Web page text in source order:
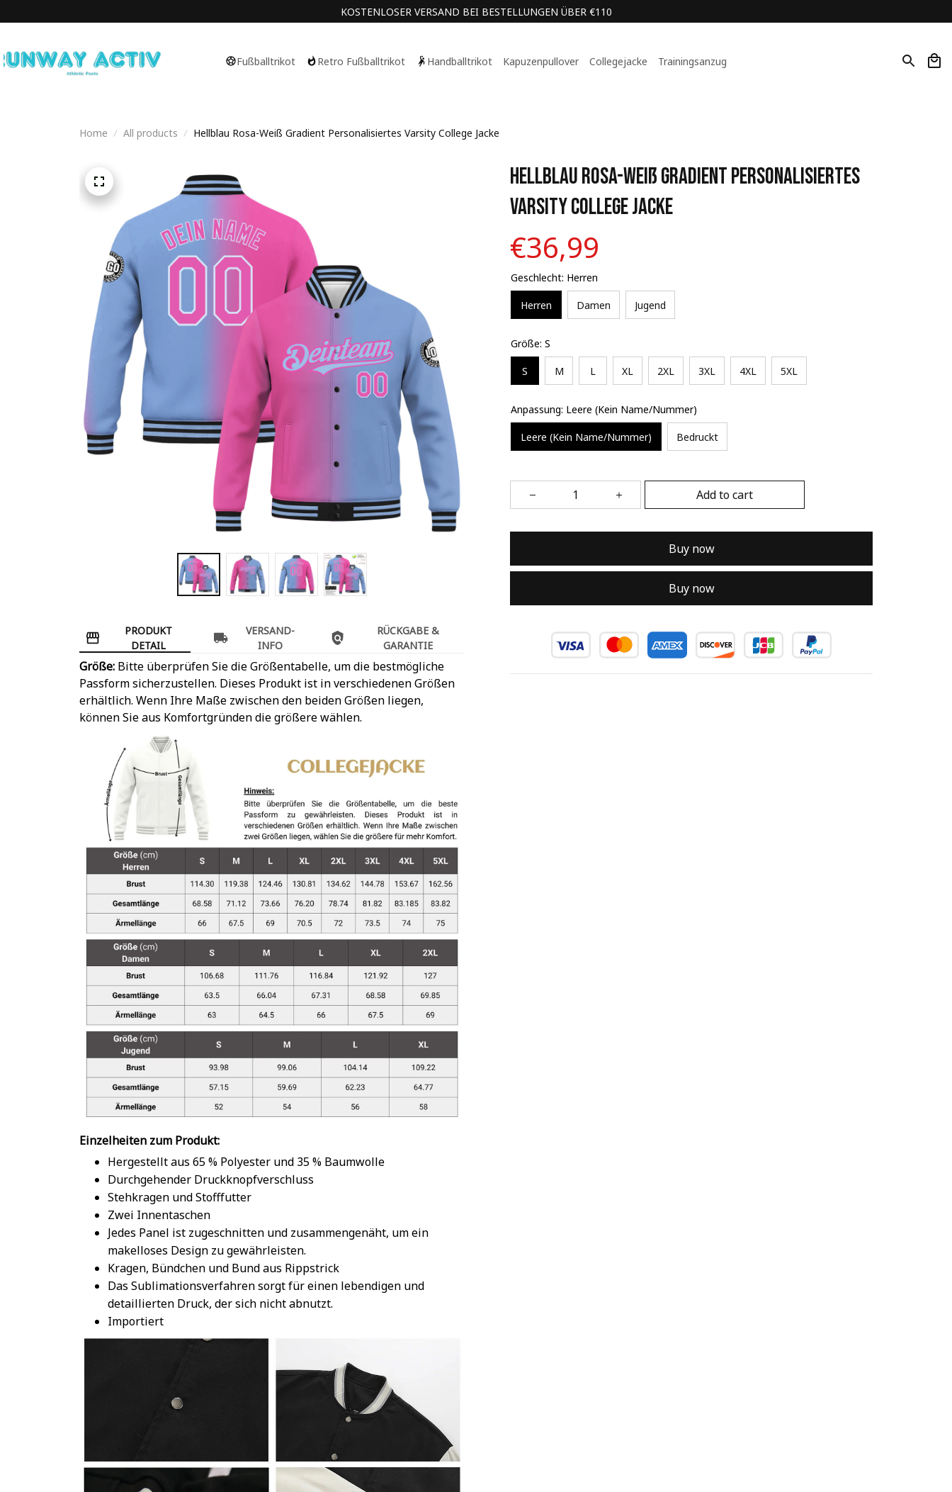
KOSTENLOSER VERSAND BEI BESTELLUNGEN ÜBER €110
Fußballtrikot Retro Fußballtrikot Handballtrikot Kapuzenpullover Collegejacke Trainingsanzug
Home All products Hellblau Rosa-Weiß Gradient Personalisiertes Varsity College Jacke
PRODUKT
DETAIL
VERSAND-
INFO
RÜCKGABE &
GARANTIE
Größe: Bitte überprüfen Sie die Größentabelle, um die bestmögliche
Passform sicherzustellen. Dieses Produkt ist in verschiedenen Größen
erhältlich. Wenn Ihre Maße zwischen den beiden Größen liegen,
können Sie aus Komfortgründen die größere wählen.
Einzelheiten zum Produkt:
Hergestellt aus 65 % Polyester und 35 % Baumwolle
Durchgehender Druckknopfverschluss
Stehkragen und Stofffutter
Zwei Innentaschen
Jedes Panel ist zugeschnitten und zusammengenäht, um ein
makelloses Design zu gewährleisten.
Kragen, Bündchen und Bund aus Rippstrick
Das Sublimationsverfahren sorgt für einen lebendigen und
detaillierten Druck, der sich nicht abnutzt.
Importiert
Hellblau Rosa-Weiß Gradient Personalisiertes
Varsity College Jacke
€36,99
Geschlecht: Herren
Herren Damen Jugend
Größe: S
S M L XL 2XL 3XL 4XL 5XL
Anpassung: Leere (Kein Name/Nummer)
Leere (Kein Name/Nummer) Bedruckt
Add to cart
Buy now
Buy now